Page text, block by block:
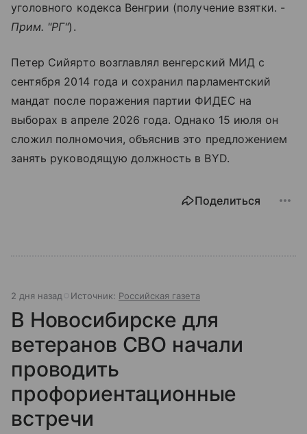
уголовного кодекса Венгрии (получение взятки. -
Прим. "РГ").
Петер Сийярто возглавлял венгерский МИД с
сентября 2014 года и сохранил парламентский
мандат после поражения партии ФИДЕС на
выборах в апреле 2026 года. Однако 15 июля он
сложил полномочия, объяснив это предложением
занять руководящую должность в BYD.
Поделиться
2 дня назад Источник: Российская газета
В Новосибирске для
ветеранов СВО начали
проводить
профориентационные
встречи